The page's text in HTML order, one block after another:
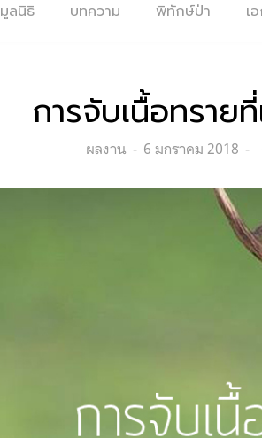
มูลนิธิ บทความ พิทักษ์ป่า เ
การจับเนื้อทรายที่
Categories:
ผลงาน
Posted
6 มกราคม 2018